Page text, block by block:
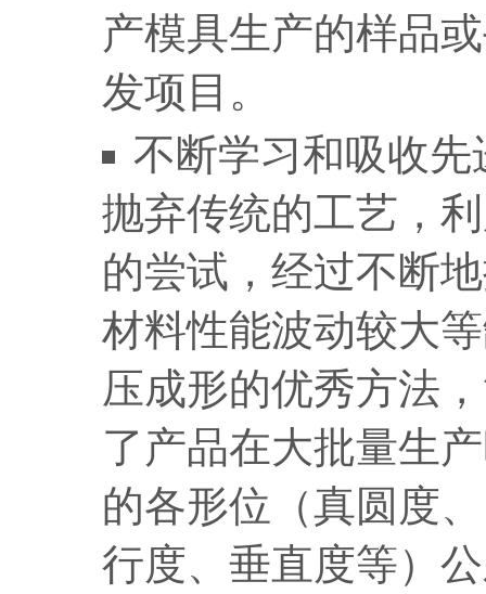
产模具生产的样品
发项目。
不断学习和吸收
抛弃传统的工艺，
的尝试，经过不断
材料性能波动较大
压成形的优秀方法
了产品在大批量生
的各形位（真圆度
行度、垂直度等）